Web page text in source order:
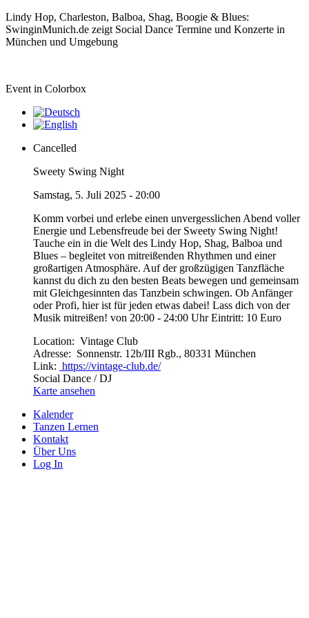
Lindy Hop, Charleston, Balboa, Shag, Boogie & Blues:
SwinginMunich.de zeigt Social Dance Termine und Konzerte in
München und Umgebung
Event in Colorbox
Cancelled
Sweety Swing Night
Samstag, 5. Juli 2025 - 20:00
Komm vorbei und erlebe einen unvergesslichen Abend voller
Energie und Lebensfreude bei der Sweety Swing Night!
Tauche ein in die Welt des Lindy Hop, Shag, Balboa und
Blues – begleitet von mitreißenden Rhythmen und einer
großartigen Atmosphäre. Auf der großzügigen Tanzfläche
kannst du dich zu den besten Beats bewegen und gemeinsam
mit Gleichgesinnten das Tanzbein schwingen. Ob Anfänger
oder Profi, hier ist für jeden etwas dabei! Lass dich von der
Musik mitreißen! von 20:00 - 24:00 Uhr Eintritt: 10 Euro
Location: Vintage Club
Adresse: Sonnenstr. 12b/III Rgb., 80331 München
Link: https://vintage-club.de/
Social Dance / DJ
Karte ansehen
Kalender
Tanzen Lernen
Kontakt
Über Uns
Log In